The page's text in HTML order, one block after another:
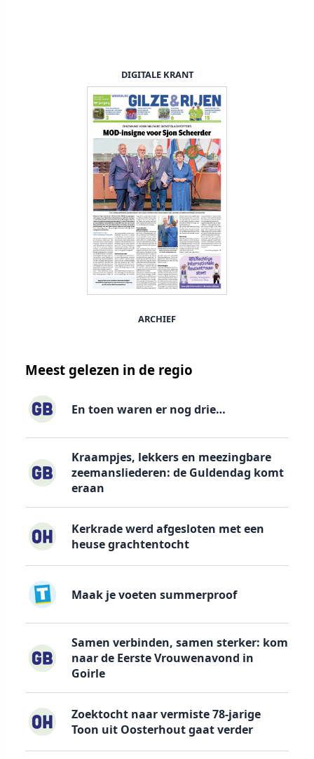
DIGITALE KRANT
ARCHIEF
Meest gelezen in de regio
En toen waren er nog drie…
Kraampjes, lekkers en meezingbare
zeemansliederen: de Guldendag komt
eraan
Kerkrade werd afgesloten met een
heuse grachtentocht
Maak je voeten summerproof
Samen verbinden, samen sterker: kom
naar de Eerste Vrouwenavond in
Goirle
Zoektocht naar vermiste 78-jarige
Toon uit Oosterhout gaat verder